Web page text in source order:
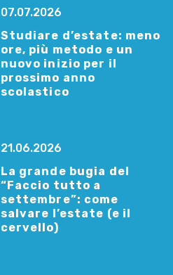
07.07.2026
Studiare d’estate: meno
ore, più metodo e un
nuovo inizio per il
prossimo anno
scolastico
21.06.2026
La grande bugia del
“Faccio tutto a
settembre”: come
salvare l’estate (e il
cervello)